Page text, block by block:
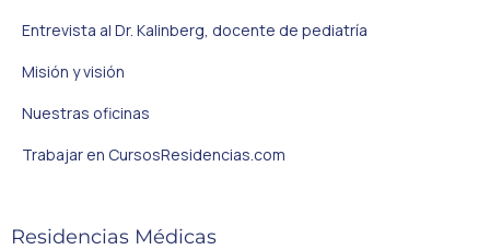
Entrevista al Dr. Kalinberg, docente de pediatría
Misión y visión
Nuestras oficinas
Trabajar en CursosResidencias.com
Residencias Médicas